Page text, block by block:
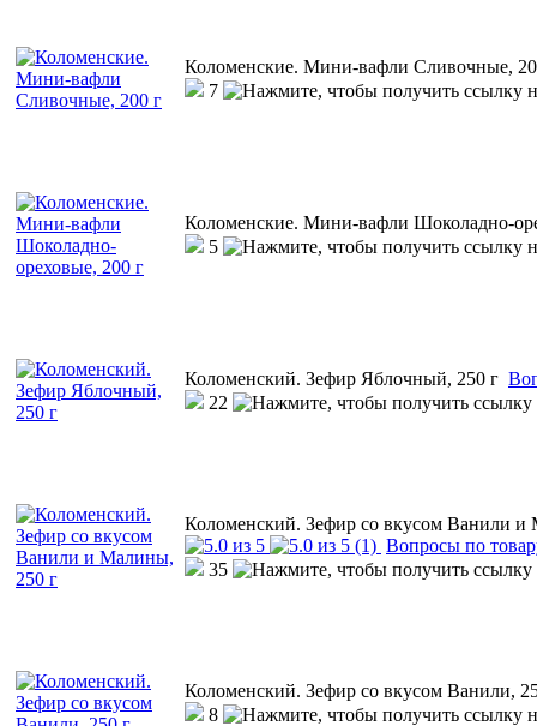
Коломенские. Мини-вафли Сливочные,
7
Коломенские. Мини-вафли Шоколадно-
5
Коломенский. Зефир Яблочный, 250 г
22
Коломенский. Зефир со вкусом Ванили и
(1) Вопросы по
35
Коломенский. Зефир со вкусом Ванили,
8